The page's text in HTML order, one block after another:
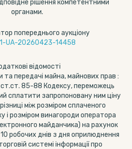
рішення компетентними
органами.
попереднього аукціону
UA-20260423-14458
відомості
та передачі майна, майнових прав :
ст.ст. 85-88 Кодексу, переможець
сплатити запропоновану ним ціну
між розміром сплаченого
і розміром винагороди оператора
майданчика) на рахунок
робочих днів з дня оприлюднення
системі інформації про